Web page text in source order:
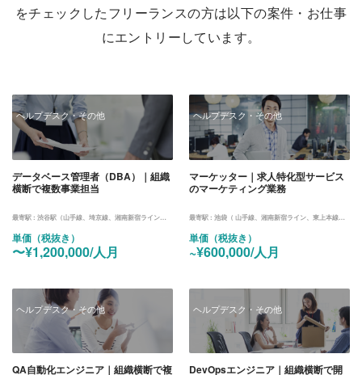
をチェックしたフリーランスの方は以下の案件・お仕事
にエントリーしています。
ヘルプデスク・その他
データベース管理者（DBA）｜組織
横断で複数事業担当
最寄駅 : 渋谷駅（山手線、埼京線、湘南新宿ライン、東横線、田園都市線、銀座線、半蔵門線、副都心線）
単価（税抜き）
〜¥1,200,000/人月
ヘルプデスク・その他
マーケッター｜求人特化型サービス
のマーケティング業務
最寄駅 :池袋（ 山手線、湘南新宿ライン、東上本線、西武鉄道、池袋線、丸ノ内線、有楽町線、副都心線）
単価（税抜き）
~¥600,000/人月
ヘルプデスク・その他
QA自動化エンジニア｜組織横断で複
ヘルプデスク・その他
DevOpsエンジニア｜組織横断で開